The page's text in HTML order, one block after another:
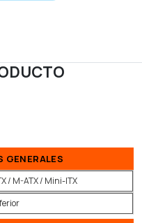
GENERALES
/ M-ATX / Mini-ITX